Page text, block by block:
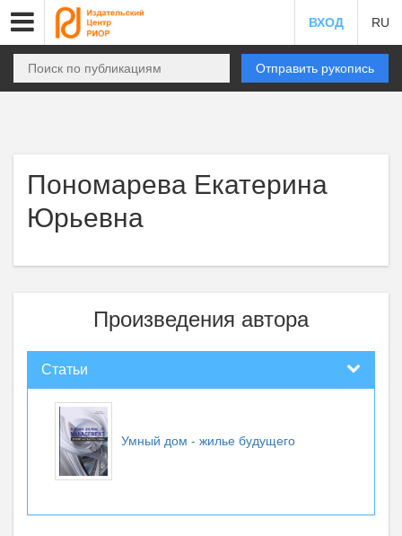
ВХОД RU
Отправить рукопись
Пономарева Екатерина
Юрьевна
Произведения автора
Статьи
Умный дом - жилье будущего